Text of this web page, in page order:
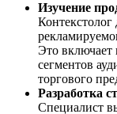
Изучение
Это включает
сегментов
торгового
Разработка
Специалист